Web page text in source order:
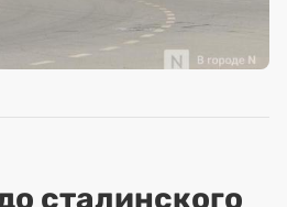
сталинского